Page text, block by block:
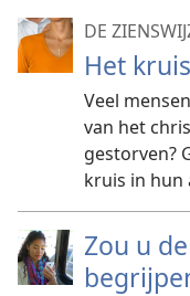
DE
Het kruis
Veel
van het
gestorven?
kruis in hun
Zou u